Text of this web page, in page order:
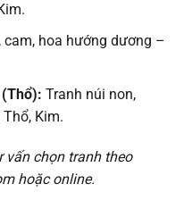
cam, hoa hướng dương –
Tranh núi non,
Kim.
vấn chọn tranh theo
hoặc online.